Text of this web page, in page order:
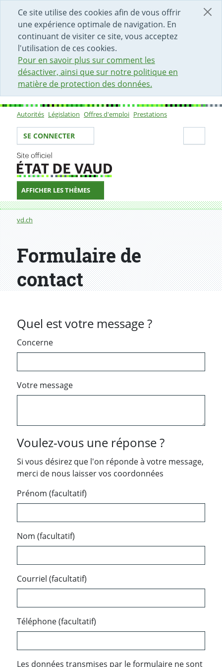
Ce site utilise des cookies afin de vous offrir
une expérience optimale de navigation. En
continuant de visiter ce site, vous acceptez
l'utilisation de ces cookies.
Pour en savoir plus sur comment les
désactiver, ainsi que sur notre politique en
matière de protection des données.
DÉBUT DU CONTENU DE LA PAGE
ACCÈS AU CHAMP DE RECHERCHE
PAGE D'ACCUEIL
FORMULAIRE DE CONTACT
Sous-navigation
Autorités Législation Offres d'emploi Prestations
Votre identité
SE CONNECTER
AFFICHER LES THÈMES
Fil d'Ariane
vd.ch
Formulaire de contact
Formulaire de
contact
Quel est votre message ?
Concerne
Votre message
Voulez-vous une réponse ?
Si vous désirez que l'on réponde à votre message,
merci de nous laisser vos coordonnées
Prénom (facultatif)
Nom (facultatif)
Courriel (facultatif)
Téléphone (facultatif)
Les données transmises par le formulaire ne sont